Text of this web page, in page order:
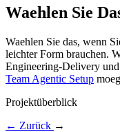
Waehlen Sie
Waehlen Sie das, wenn
leichter Form brauchen.
Engineering-Delivery
Team Agentic Setup
Projektüberblick
← Zurück →